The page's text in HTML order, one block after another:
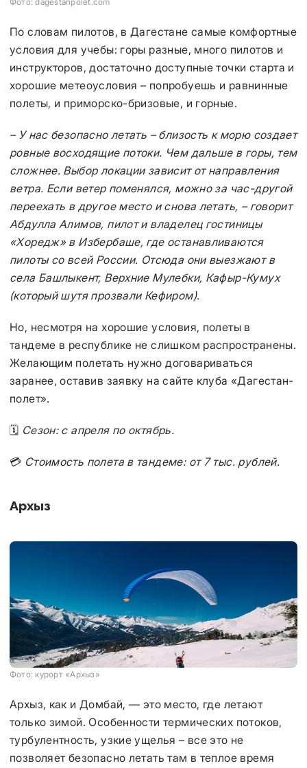
По словам пилотов, в Дагестане самые комфортные
условия для учебы: горы разные, много пилотов и
инструкторов, достаточно доступные точки старта и
хорошие метеоусловия – попробуешь и равнинные
полеты, и приморско-бризовые, и горные.
– У нас безопасно летать – близость к морю создает
ровные восходящие потоки. Чем дальше в горы, тем
сложнее. Выбор локации зависит от направления
ветра. Если ветер поменялся, можно за час-другой
переехать в другое место и снова летать, – говорит
Абдулла Алимов, пилот и владелец гостиницы
«Хоредж» в Избербаше, где останавливаются
пилоты со всей России. Отсюда они выезжают в
села Башлыкент, Верхние Мулебки, Кафыр-Кумух
(который шутя прозвали Кефиром).
Но, несмотря на хорошие условия, полеты в
тандеме в республике не слишком распространены.
Желающим полетать нужно договариваться
заранее, оставив заявку на сайте клуба «Дагестан-
полет».
🗓️ Сезон: с апреля по октябрь.
💳 Стоимость полета в тандеме: от 7 тыс. рублей.
Архыз
Фото: курорт «Архыз»
Архыз, как и Домбай, — это место, где летают
только зимой. Особенности термических потоков,
турбулентность, узкие ущелья – все это не
позволяет безопасно летать там в теплое время